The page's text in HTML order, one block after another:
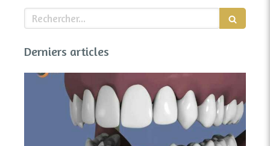
Rechercher
Derniers articles